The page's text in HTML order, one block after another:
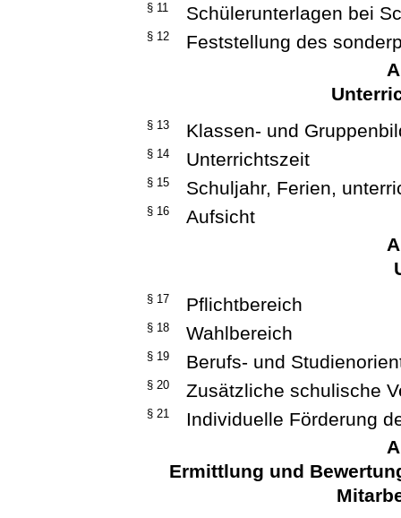
§ 11 Schülerunterlagen bei
§ 12
Feststellung des
§ 13 Klassen- und
§ 14 Unterrichtszeit
§ 15 Schuljahr, Ferien,
§ 16
Aufsicht
§ 17 Pflichtbereich
§ 18 Wahlbereich
§ 19 Berufs- und
§ 20 Zusätzliche schulische
§ 21
Individuelle Förderung
Ermittlung und